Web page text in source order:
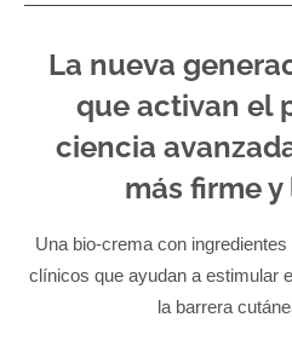
La nueva
que activan el
ciencia
más firme
Una bio-crema con
clínicos que ayudan a estimular
la barrera